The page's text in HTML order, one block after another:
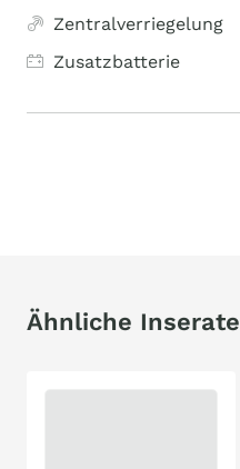
Zentralverriegelung
Zusatzbatterie
Ähnliche Inserate